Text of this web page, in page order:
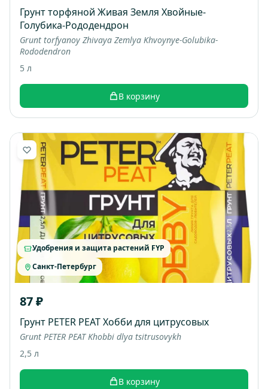
Грунт торфяной Живая Земля Хвойные-
Голубика-Рододендрон
Grunt torfyanoy Zhivaya Zemlya Khvoynye-Golubika-
Rododendron
5 л
В корзину
Удобрения и защита растений FYP
Санкт-Петербург
87 ₽
Грунт PETER PEAT Хобби для цитрусовых
Grunt PETER PEAT Khobbi dlya tsitrusovykh
2,5 л
В корзину